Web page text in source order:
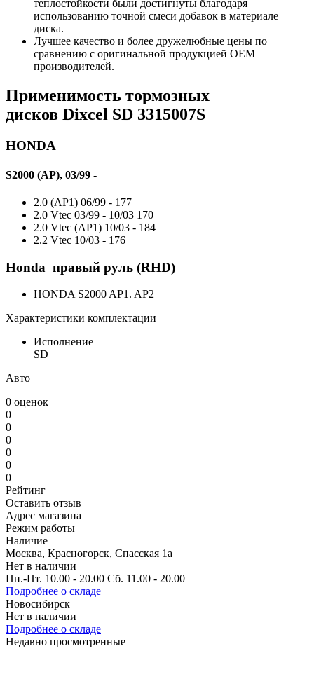
теплостойкости были достигнуты благодаря
использованию точной смеси добавок в материале
диска.
Лучшее качество и более дружелюбные цены по
сравнению c оригинальной продукцией OEM
производителей.
Применимость тормозных
дисков Dixcel SD 3315007S
HONDA
S2000 (AP), 03/99 -
2.0 (AP1) 06/99 - 177
2.0 Vtec 03/99 - 10/03 170
2.0 Vtec (AP1) 10/03 - 184
2.2 Vtec 10/03 - 176
Honda правый руль (RHD)
HONDA S2000 AP1. AP2
Характеристики комплектации
Исполнение
SD
Авто
0 оценок
0
0
0
0
0
0
Рейтинг
Оставить отзыв
Адрес магазина
Режим работы
Наличие
Москва, Красногорск, Спасская 1а
Нет в наличии
Пн.-Пт. 10.00 - 20.00 Сб. 11.00 - 20.00
Подробнее о складе
Новосибирск
Нет в наличии
Подробнее о складе
Недавно просмотренные